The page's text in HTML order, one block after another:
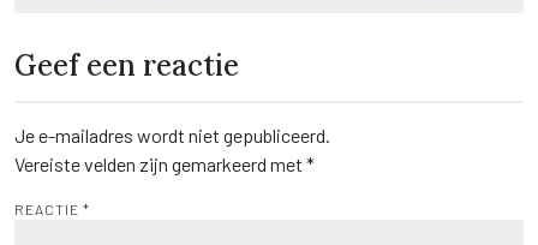
Geef een reactie
Je e-mailadres wordt niet gepubliceerd.
Vereiste velden zijn gemarkeerd met *
REACTIE *